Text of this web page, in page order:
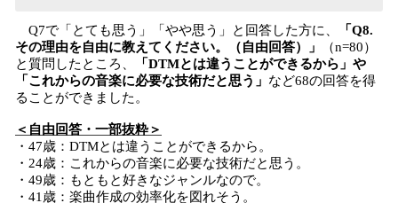
Q7で「とても思う」「やや思う」と回答した方に、
「Q8.
その理由を自由に教えてください。（自由回答）」
（n=80）
と質問したところ、
「DTMとは違うことができるから」や
「これからの音楽に必要な技術だと思う」 など68の回答を得
ることができました。
＜自由回答・一部抜粋＞
・47歳：DTMとは違うことができるから。
・24歳：これからの音楽に必要な技術だと思う。
・49歳：もともと好きなジャンルなので。
・41歳：楽曲作成の効率化を図れそう。